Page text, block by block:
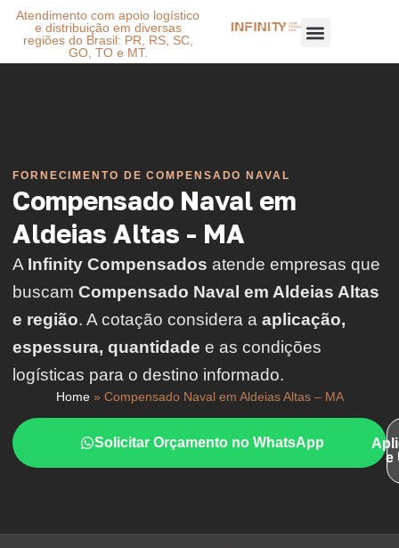
Atendimento com apoio logístico
e distribuição em diversas
regiões do Brasil: PR, RS, SC,
GO, TO e MT.
FORNECIMENTO DE COMPENSADO NAVAL
Compensado Naval em
Aldeias Altas - MA
A Infinity Compensados atende empresas que
buscam Compensado Naval em Aldeias Altas
e região. A cotação considera a aplicação,
espessura, quantidade e as condições
logísticas para o destino informado.
Home» Compensado Naval em Aldeias Altas – MA
Solicitar Orçamento no WhatsApp
e